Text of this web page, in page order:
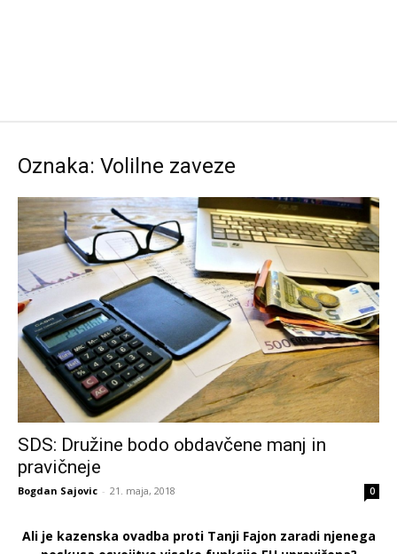
Oznaka: Volilne zaveze
SDS: Družine bodo obdavčene manj in
pravičneje
Bogdan Sajovic - 21. maja, 2018 0
Ali je kazenska ovadba proti Tanji Fajon zaradi njenega